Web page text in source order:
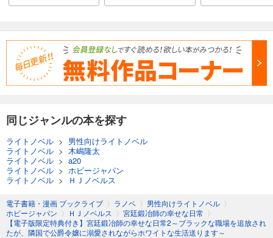
同じジャンルの本を探す
ライトノベル > 男性向けライトノベル
ライトノベル > 木嶋隆太
ライトノベル > a20
ライトノベル > ホビージャパン
ライトノベル > ＨＪノベルス
電子書籍・漫画 ブックライブ 〉 ラノベ 〉 男性向けライトノベル 〉
ホビージャパン 〉 ＨＪノベルス 〉 宮廷鍛冶師の幸せな日常 〉
【電子版限定特典付き】宮廷鍛冶師の幸せな日常2～ブラックな職場を追放され
たが、隣国で公爵令嬢に溺愛されながらホワイトな生活送ります～